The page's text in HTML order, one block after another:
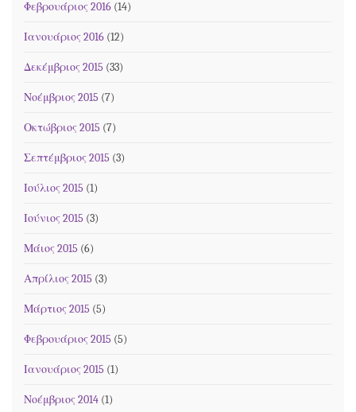
Φεβρουάριος 2016 (14)
Ιανουάριος 2016 (12)
Δεκέμβριος 2015 (33)
Νοέμβριος 2015 (7)
Οκτώβριος 2015 (7)
Σεπτέμβριος 2015 (3)
Ιούλιος 2015 (1)
Ιούνιος 2015 (3)
Μάιος 2015 (6)
Απρίλιος 2015 (3)
Μάρτιος 2015 (5)
Φεβρουάριος 2015 (5)
Ιανουάριος 2015 (1)
Νοέμβριος 2014 (1)